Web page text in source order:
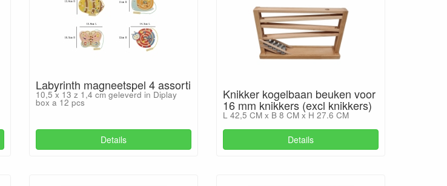
Labyrinth magneetspel 4 assorti
10,5 x 13 z 1,4 cm geleverd in Diplay
box a 12 pcs
Details
Knikker kogelbaan beuken voor
16 mm knikkers (excl knikkers)
L 42,5 CM x B 8 CM x H 27.6 CM
Details